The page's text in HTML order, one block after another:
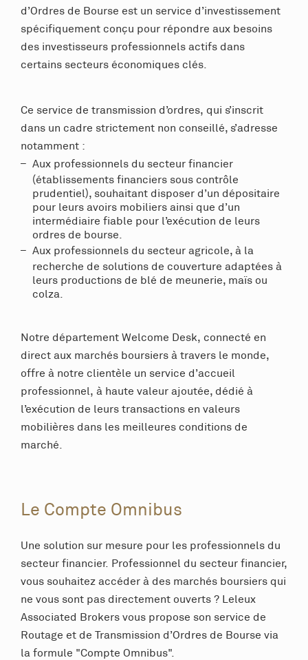
d’Ordres de Bourse est un service d’investissement
spécifiquement conçu pour répondre aux besoins
des investisseurs professionnels actifs dans
certains secteurs économiques clés.
Ce service de transmission d’ordres, qui s’inscrit
dans un cadre strictement non conseillé, s’adresse
notamment :
Aux professionnels du secteur financier
(établissements financiers sous contrôle
prudentiel), souhaitant disposer d’un dépositaire
pour leurs avoirs mobiliers ainsi que d’un
intermédiaire fiable pour l’exécution de leurs
ordres de bourse.
Aux professionnels du secteur agricole, à la
recherche de solutions de couverture adaptées à
leurs productions de blé de meunerie, maïs ou
colza.
Notre département Welcome Desk, connecté en
direct aux marchés boursiers à travers le monde,
offre à notre clientèle un service d’accueil
professionnel, à haute valeur ajoutée, dédié à
l’exécution de leurs transactions en valeurs
mobilières dans les meilleures conditions de
marché.
Le Compte Omnibus
Une solution sur mesure pour les professionnels du
secteur financier. Professionnel du secteur financier,
vous souhaitez accéder à des marchés boursiers qui
ne vous sont pas directement ouverts ? Leleux
Associated Brokers vous propose son service de
Routage et de Transmission d’Ordres de Bourse via
la formule "Compte Omnibus".